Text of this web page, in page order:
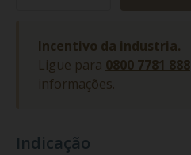
Incentivo da industria.
Ligue para 0800 7781 888
informações.
Indicação